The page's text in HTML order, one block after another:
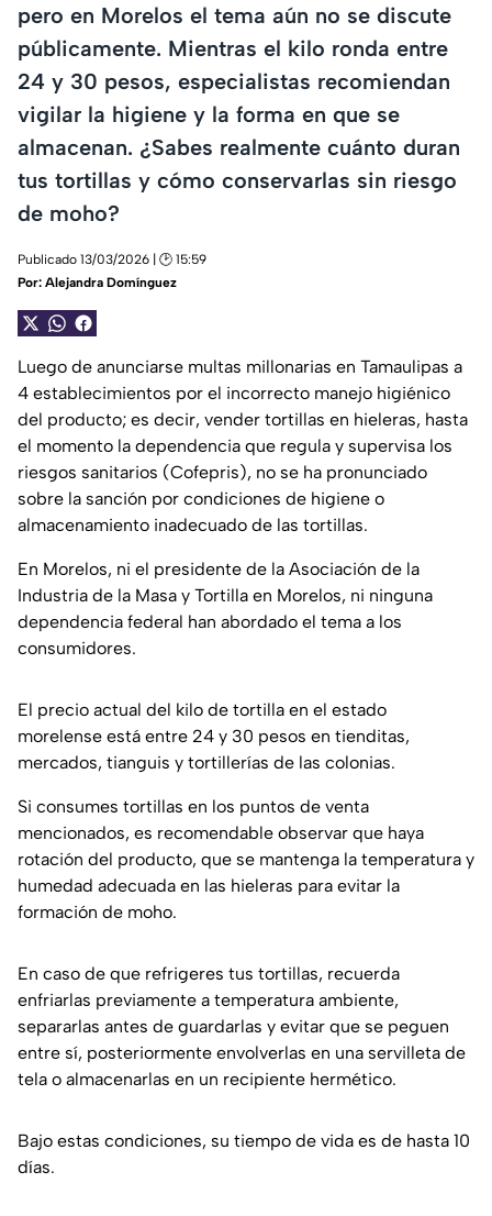
pero en Morelos el tema aún no se discute
públicamente. Mientras el kilo ronda entre
24 y 30 pesos, especialistas recomiendan
vigilar la higiene y la forma en que se
almacenan. ¿Sabes realmente cuánto duran
tus tortillas y cómo conservarlas sin riesgo
de moho?
Publicado 13/03/2026 | 🕑 15:59
Por: Alejandra Domínguez
Luego de anunciarse multas millonarias en Tamaulipas a
4 establecimientos por el incorrecto manejo higiénico
del producto; es decir, vender tortillas en hieleras, hasta
el momento la dependencia que regula y supervisa los
riesgos sanitarios (Cofepris), no se ha pronunciado
sobre la sanción por condiciones de higiene o
almacenamiento inadecuado de las tortillas.
En Morelos, ni el presidente de la Asociación de la
Industria de la Masa y Tortilla en Morelos, ni ninguna
dependencia federal han abordado el tema a los
consumidores.
El precio actual del kilo de tortilla en el estado
morelense está entre 24 y 30 pesos en tienditas,
mercados, tianguis y tortillerías de las colonias.
Si consumes tortillas en los puntos de venta
mencionados, es recomendable observar que haya
rotación del producto, que se mantenga la temperatura y
humedad adecuada en las hieleras para evitar la
formación de moho.
En caso de que refrigeres tus tortillas, recuerda
enfriarlas previamente a temperatura ambiente,
separarlas antes de guardarlas y evitar que se peguen
entre sí, posteriormente envolverlas en una servilleta de
tela o almacenarlas en un recipiente hermético.
Bajo estas condiciones, su tiempo de vida es de hasta 10
días.